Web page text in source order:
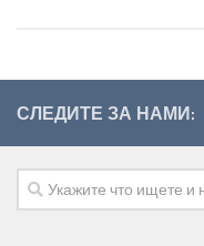
СЛЕДИТЕ ЗА НАМИ: